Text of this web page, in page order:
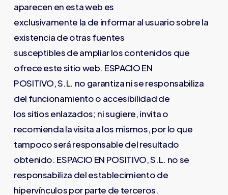
aparecen en esta web es
exclusivamente la de informar al usuario sobre la
existencia de otras fuentes
susceptibles de ampliar los contenidos que
ofrece este sitio web. ESPACIO EN
POSITIVO, S.L. no garantiza ni se responsabiliza
del funcionamiento o accesibilidad de
los sitios enlazados; ni sugiere, invita o
recomienda la visita a los mismos, por lo que
tampoco será responsable del resultado
obtenido. ESPACIO EN POSITIVO, S.L. no se
responsabiliza del establecimiento de
hipervínculos por parte de terceros.